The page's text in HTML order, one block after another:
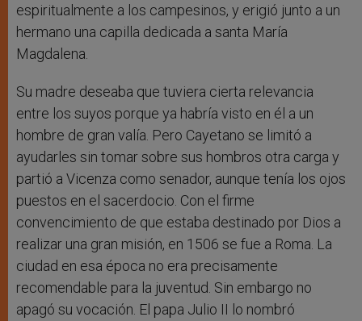
espiritualmente a los campesinos, y erigió junto a un
hermano una capilla dedicada a santa María
Magdalena.
Su madre deseaba que tuviera cierta relevancia
entre los suyos porque ya habría visto en él a un
hombre de gran valía. Pero Cayetano se limitó a
ayudarles sin tomar sobre sus hombros otra carga y
partió a Vicenza como senador, aunque tenía los ojos
puestos en el sacerdocio. Con el firme
convencimiento de que estaba destinado por Dios a
realizar una gran misión, en 1506 se fue a Roma. La
ciudad en esa época no era precisamente
recomendable para la juventud. Sin embargo no
apagó su vocación. El papa Julio II lo nombró